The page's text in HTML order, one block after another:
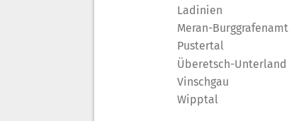
Ladinien
Meran-Burggrafenamt
Pustertal
Überetsch-Unterland
Vinschgau
Wipptal